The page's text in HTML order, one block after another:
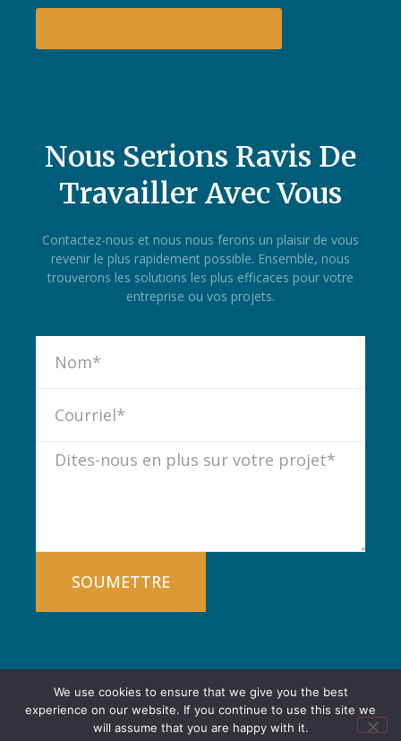
Nous Serions Ravis De
Travailler Avec Vous
Contactez-nous et nous nous ferons un plaisir de vous
revenir le plus rapidement possible. Ensemble, nous
trouverons les solutions les plus efficaces pour votre
entreprise ou vos projets.
SOUMETTRE
We use cookies to ensure that we give you the best
experience on our website. If you continue to use this site we
will assume that you are happy with it.